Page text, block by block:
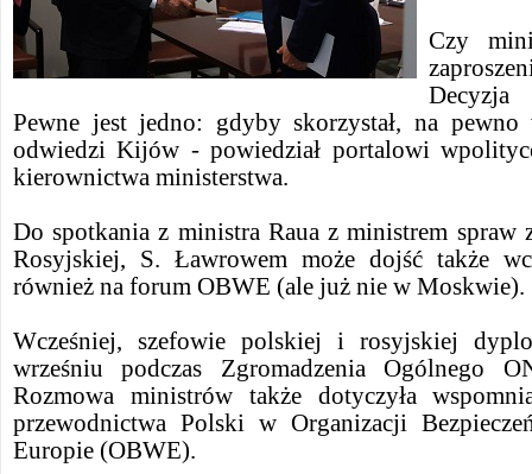
Czy
Decyzja
Pewne jest jedno: gdyby skorzystał, na
odwiedzi Kijów - powiedział portalowi
kierownictwa ministerstwa.
Do spotkania z ministra Raua z ministrem spraw
Rosyjskiej, S. Ławrowem może dojść także
również na forum OBWE (ale już nie w Moskwie).
Wcześniej, szefowie polskiej i rosyjskiej
wrześniu podczas Zgromadzenia Ogólnego
Rozmowa ministrów także dotyczyła
przewodnictwa Polski w Organizacji
Europie (OBWE).